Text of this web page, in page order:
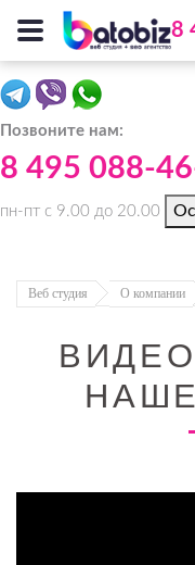
8
Позвоните нам:
8 495 088-
пн-пт с 9.00 до 20.00
Веб студия О компании